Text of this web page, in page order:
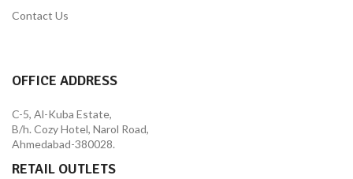
Contact Us
OFFICE ADDRESS
C-5, Al-Kuba Estate,
B/h. Cozy Hotel, Narol Road,
Ahmedabad-380028.
RETAIL OUTLETS